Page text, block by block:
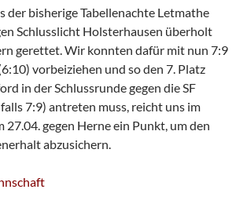
der bisherige Tabellenachte Letmathe
Schlusslicht Holsterhausen überholt
gerettet. Wir konnten dafür mit nun 7:9
vorbeiziehen und so den 7. Platz
in der Schlussrunde gegen die SF
7:9) antreten muss, reicht uns im
27.04. gegen Herne ein Punkt, um den
abzusichern.